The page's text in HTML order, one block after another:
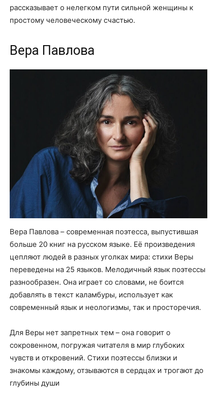
рассказывает о нелегком пути сильной женщины к
простому человеческому счастью.
Вера Павлова
Вера Павлова – современная поэтесса, выпустившая
больше 20 книг на русском языке. Её произведения
цепляют людей в разных уголках мира: стихи Веры
переведены на 25 языков. Мелодичный язык поэтессы
разнообразен. Она играет со словами, не боится
добавлять в текст каламбуры, использует как
современный язык и неологизмы, так и просторечия.
Для Веры нет запретных тем – она говорит о
сокровенном, погружая читателя в мир глубоких
чувств и откровений. Стихи поэтессы близки и
знакомы каждому, отзываются в сердцах и трогают до
глубины души